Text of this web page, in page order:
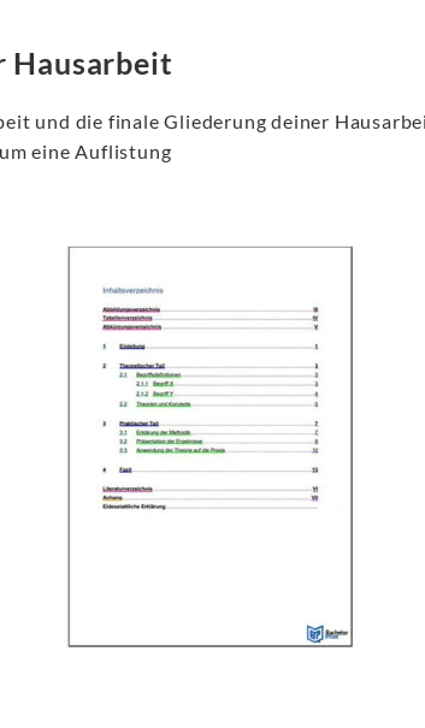
Hausarbeit
und die finale Gliederung deiner
eine Auflistung